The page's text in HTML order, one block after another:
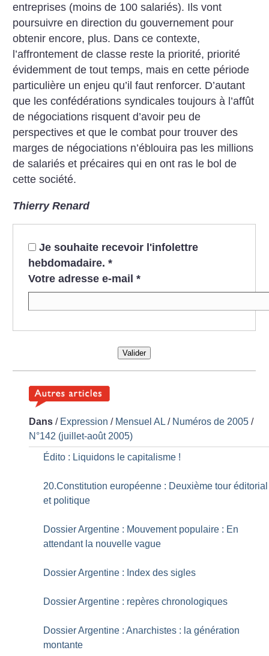
entreprises (moins de 100 salariés). Ils vont
poursuivre en direction du gouvernement pour
obtenir encore, plus. Dans ce contexte,
l’affrontement de classe reste la priorité, priorité
évidemment de tout temps, mais en cette période
particulière un enjeu qu’il faut renforcer. D’autant
que les confédérations syndicales toujours à l’affût
de négociations risquent d’avoir peu de
perspectives et que le combat pour trouver des
marges de négociations n’éblouira pas les millions
de salariés et précaires qui en ont ras le bol de
cette société.
Thierry Renard
Je souhaite recevoir l'infolettre
hebdomadaire. *
Votre adresse e-mail *
Valider
Dans / Expression / Mensuel AL / Numéros de 2005 /
N°142 (juillet-août 2005)
Édito : Liquidons le capitalisme !
20.Constitution européenne : Deuxième tour éditorial
et politique
Dossier Argentine : Mouvement populaire : En
attendant la nouvelle vague
Dossier Argentine : Index des sigles
Dossier Argentine : repères chronologiques
Dossier Argentine : Anarchistes : la génération
montante